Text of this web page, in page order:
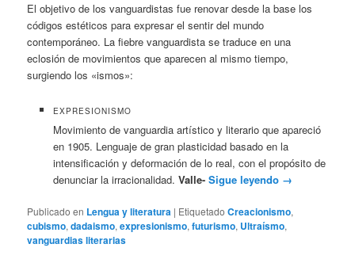
El objetivo de los vanguardistas fue renovar desde la base los
códigos estéticos para expresar el sentir del mundo
contemporáneo. La fiebre vanguardista se traduce en una
eclosión de movimientos que aparecen al mismo tiempo,
surgiendo los «ismos»:
EXPRESIONISMO
Movimiento de vanguardia artístico y literario que apareció
en 1905. Lenguaje de gran plasticidad basado en la
intensificación y deformación de lo real, con el propósito de
denunciar la irracionalidad. Valle- Sigue leyendo →
Publicado en Lengua y literatura | Etiquetado Creacionismo,
cubismo,dadaismo,expresionismo,futurismo, Ultraísmo,
vanguardias literarias